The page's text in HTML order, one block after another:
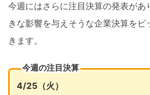
今週にはさらに注目決算の発表があ
きな影響を与えそうな企業決算をピ
きます。
今週の注目決算
4/25（火）